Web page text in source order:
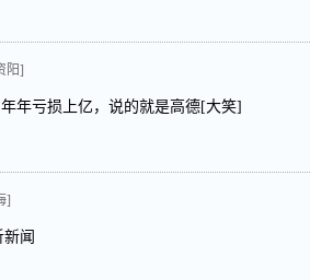
阳]
年亏损上亿，说的就是高德[大笑]
]
新闻